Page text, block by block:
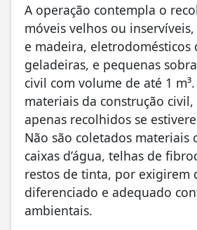
A operação contempla o
móveis velhos ou
e madeira, eletrodomésticos
geladeiras, e pequenas
civil com volume de até 1
materiais da construção civil,
apenas recolhidos se
Não são coletados materiais
caixas d’água, telhas de
restos de tinta, por exigirem
diferenciado e adequado
ambientais.